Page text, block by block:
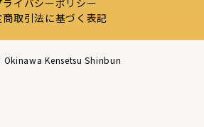
商取引法に基づく表記
Kensetsu Shinbun